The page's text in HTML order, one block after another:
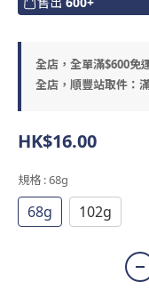
全店，全單滿$600免
全店，順豐站取件：
HK$16.00
規格 : 68g
68g 102g